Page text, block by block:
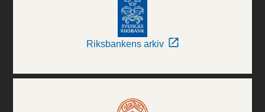
Riksbankens arkiv